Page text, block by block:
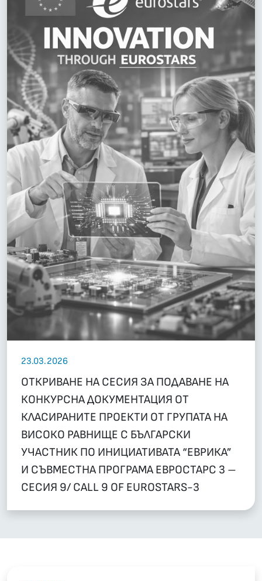
23.03.2026
ОТКРИВАНЕ НА СЕСИЯ ЗА ПОДАВАНЕ НА
КОНКУРСНА ДОКУМЕНТАЦИЯ ОТ
КЛАСИРАНИТЕ ПРОЕКТИ ОТ ГРУПАТА НА
ВИСОКО РАВНИЩЕ С БЪЛГАРСКИ
УЧАСТНИК ПО ИНИЦИАТИВАТА “ЕВРИКА”
И СЪВМЕСТНА ПРОГРАМА ЕВРОСТАРС 3 –
СЕСИЯ 9/ CALL 9 OF EUROSTARS-3